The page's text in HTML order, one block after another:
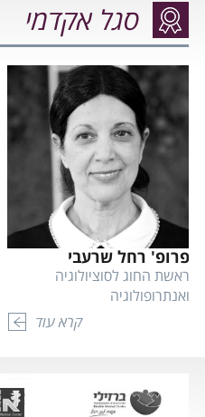
סגל אקדמי
פרופ' רחל שרעבי
ראשת החוג לסוציולוגיה
ואנתרופולוגיה
קרא עוד